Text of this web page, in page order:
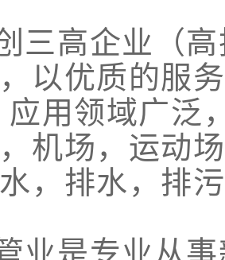
三高企业（
以优质的服
领域广泛，
机场，运动
，排水，排
业是专业从